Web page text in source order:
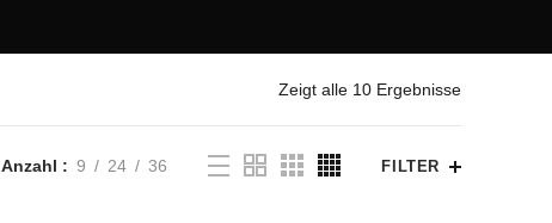
Zeigt alle 10 Ergebnisse
Anzahl 9 24 36 FILTER